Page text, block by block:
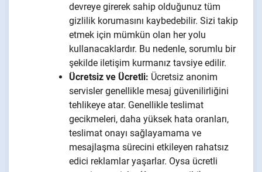
devreye girerek sahip olduğunuz tüm
gizlilik korumasını kaybedebilir. Sizi takip
etmek için mümkün olan her yolu
kullanacaklardır. Bu nedenle, sorumlu bir
şekilde iletişim kurmanız tavsiye edilir.
Ücretsiz ve Ücretli: Ücretsiz anonim
servisler genellikle mesaj güvenilirliğini
tehlikeye atar. Genellikle teslimat
gecikmeleri, daha yüksek hata oranları,
teslimat onayı sağlayamama ve
mesajlaşma sürecini etkileyen rahatsız
edici reklamlar yaşarlar. Oysa ücretli